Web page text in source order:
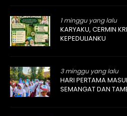
1 minggu yang lalu
KARYAKU, CERMIN
KEPEDULIANKU
3 minggu yang lalu
HARI PERTAMA
SEMANGAT DAN